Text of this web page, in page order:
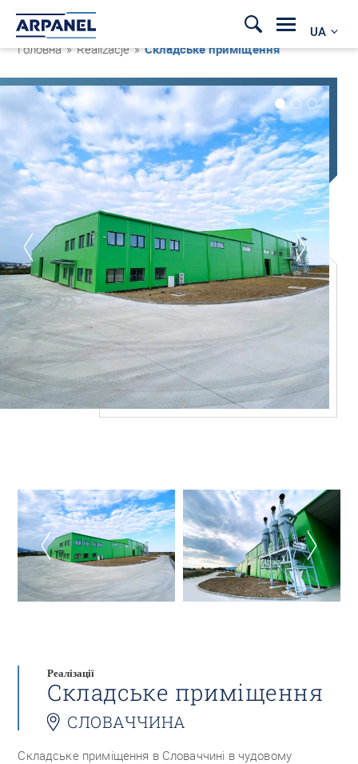
UA
Головна » Realizacje »Складське приміщення
Реалізації
Складське приміщення
СЛОВАЧЧИНА
Складське приміщення в Словаччині в чудовому